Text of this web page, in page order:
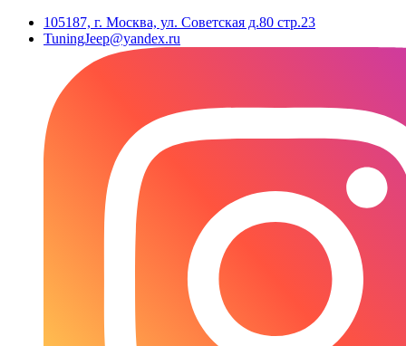
105187, г. Москва, ул. Советская д.80 стр.23
TuningJeep@yandex.ru